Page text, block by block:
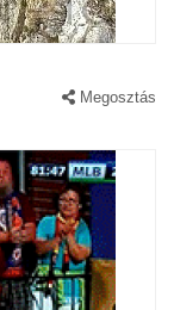
Megosztás